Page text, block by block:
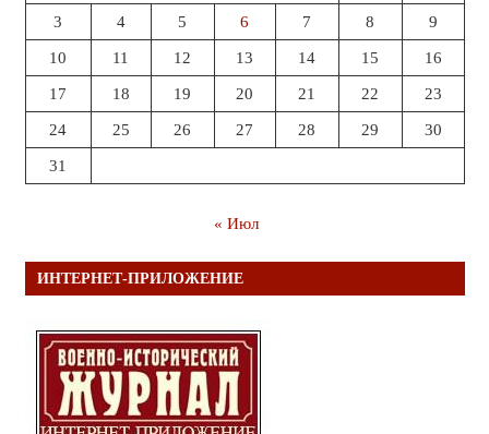
3 4 5 6 7 8 9
10 11 12 13 14 15 16
17 18 19 20 21 22 23
24 25 26 27 28 29 30
31
« Июл
ИНТЕРНЕТ-ПРИЛОЖЕНИЕ